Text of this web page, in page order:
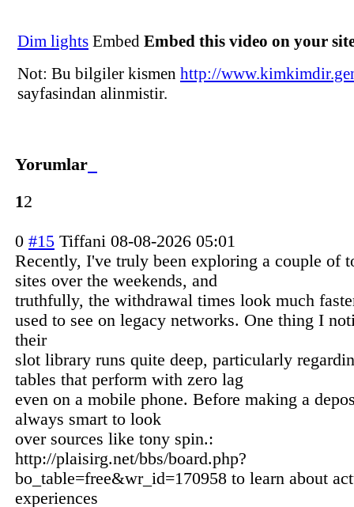
Dim lights Embed Embed this video on your
Not: Bu bilgiler kismen http://
sayfasindan alinmistir.
Yorumlar
12
0 #15 Tiffani 08-08-2026 05:01
Recently, I've truly been exploring a couple of
sites over the weekends, and
truthfully, the withdrawal times look much
used to see on legacy networks. One thing I
their
slot library runs quite deep, particularly
tables that perform with zero lag
even on a mobile phone. Before making a
always smart to look
over sources like tony spin.:
http://plaisirg.net/bbs/board.php?
bo_table=free&wr_id=170958 to learn about
experiences